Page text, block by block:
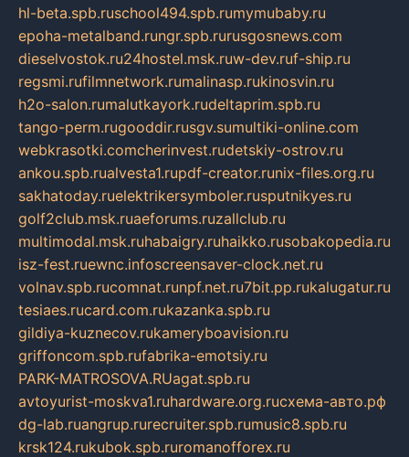
hl-beta.spb.ruschool494.spb.rumymubaby.ru
epoha-metalband.rungr.spb.rurusgosnews.com
dieselvostok.ru24hostel.msk.ruw-dev.ruf-ship.ru
regsmi.rufilmnetwork.rumalinasp.rukinosvin.ru
h2o-salon.rumalutkayork.rudeltaprim.spb.ru
tango-perm.rugooddir.rusgv.sumultiki-online.com
webkrasotki.comcherinvest.rudetskiy-ostrov.ru
ankou.spb.rualvesta1.rupdf-creator.runix-files.org.ru
sakhatoday.ruelektrikersymboler.rusputnikyes.ru
golf2club.msk.ruaeforums.ruzallclub.ru
multimodal.msk.ruhabaigry.ruhaikko.rusobakopedia.ru
isz-fest.ruewnc.infoscreensaver-clock.net.ru
volnav.spb.rucomnat.runpf.net.ru7bit.pp.rukalugatur.ru
tesiaes.rucard.com.rukazanka.spb.ru
gildiya-kuznecov.rukameryboavision.ru
griffoncom.spb.rufabrika-emotsiy.ru
PARK-MATROSOVA.RUagat.spb.ru
avtoyurist-moskva1.ruhardware.org.ruсхема-авто.рф
dg-lab.ruangrup.rurecruiter.spb.rumusic8.spb.ru
krsk124.rukubok.spb.ruromanofforex.ru